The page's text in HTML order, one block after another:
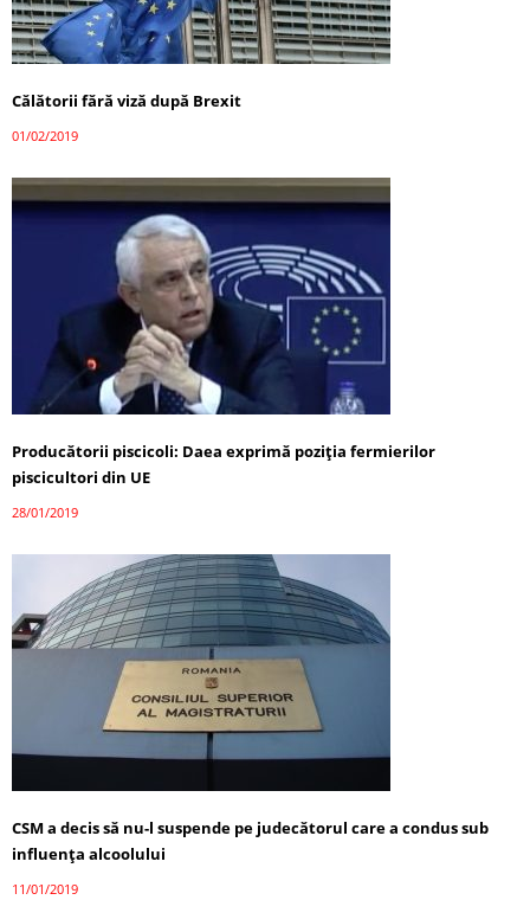
Călătorii fără viză după Brexit
01/02/2019
Producătorii piscicoli: Daea exprimă poziţia fermierilor
piscicultori din UE
28/01/2019
CSM a decis să nu-l suspende pe judecătorul care a condus sub
influența alcoolului
11/01/2019